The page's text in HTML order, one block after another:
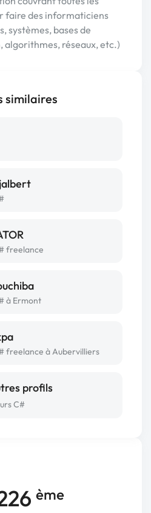
ème
faire des informaticiens
systèmes, bases de
algorithmes, réseaux, etc.)
similaires
freelance
à Ermont
freelance à Aubervilliers
profils
C#